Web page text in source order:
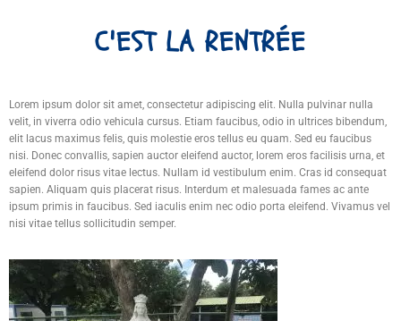
C'EST LA RENTRÉE
Lorem ipsum dolor sit amet, consectetur adipiscing elit. Nulla pulvinar nulla
velit, in viverra odio vehicula cursus. Etiam faucibus, odio in ultrices bibendum,
elit lacus maximus felis, quis molestie eros tellus eu quam. Sed eu faucibus
nisi. Donec convallis, sapien auctor eleifend auctor, lorem eros facilisis urna, et
eleifend dolor risus vitae lectus. Nullam id vestibulum enim. Cras id consequat
sapien. Aliquam quis placerat risus. Interdum et malesuada fames ac ante
ipsum primis in faucibus. Sed iaculis enim nec odio porta eleifend. Vivamus vel
nisi vitae tellus sollicitudin semper.